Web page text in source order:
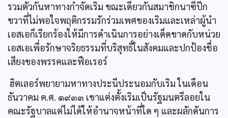
รวมตัวกันหาทางกำจัดเริม ขณะเดียวกันสมาชิกนาซีปีก
ขวาที่ไม่พอใจพฤติกรรมรักร่วมเพศของเริมและเหล่าผู้นำ
เอสเอก็เรียกร้องให้มีการดำเนินการอย่างเด็ดขาดกับหน่วย
เอสเอเพื่อรักษาจริยธรรมที่บริสุทธิ์ในสังคมและปกป้องชื่อ
เสียงของพรรคและฟือเรอร์
ฮิตเลอร์พยายามหาทางประนีประนอมกับเริม ในเดือน
ธันวาคม ค.ศ. ๑๙๓๓ เขาแต่งตั้งเริมเป็นรัฐมนตรีลอยใน
คณะรัฐบาลแต่ไม่ได้ให้อำนาจหน้าที่ใด ๆ และผลักดันการ